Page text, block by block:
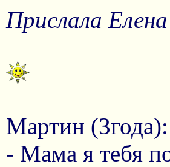
Прислала
Мартин (3года):
- Мама я тебя